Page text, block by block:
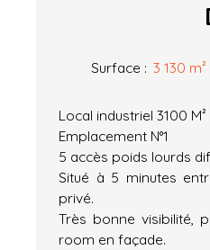
Surface : 3 130 m²
Local industriel 3100
Emplacement N°1
5 accès poids lourds
Situé à 5 minutes
privé.
Très bonne visibilité,
room en façade.